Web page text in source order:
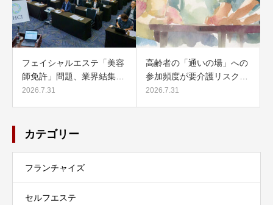
フェイシャルエステ「美容
師免許」問題、業界結集…
2026.7.31
高齢者の「通いの場」への
参加頻度が要介護リスク…
2026.7.31
カテゴリー
フランチャイズ
セルフエステ